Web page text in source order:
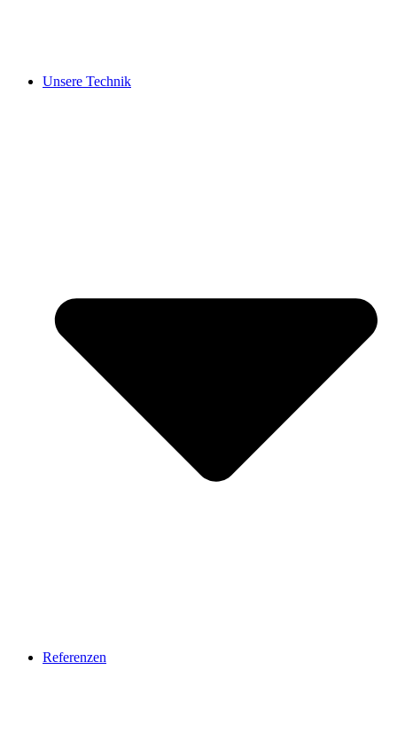
Unsere Technik
Referenzen